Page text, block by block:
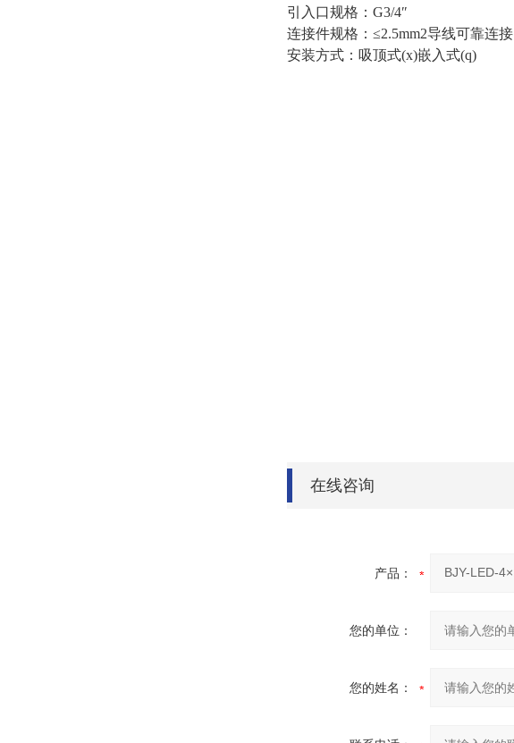
引入口规格： G3/4″
连接件规格： ≤2.5mm2导线可靠连接
安装方式：吸顶式(x)嵌入式(q)
在线咨询
产品：
您的单位：
您的姓名：